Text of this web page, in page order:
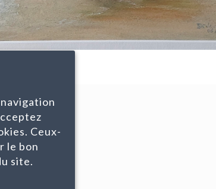
Ceux-
le bon
site.